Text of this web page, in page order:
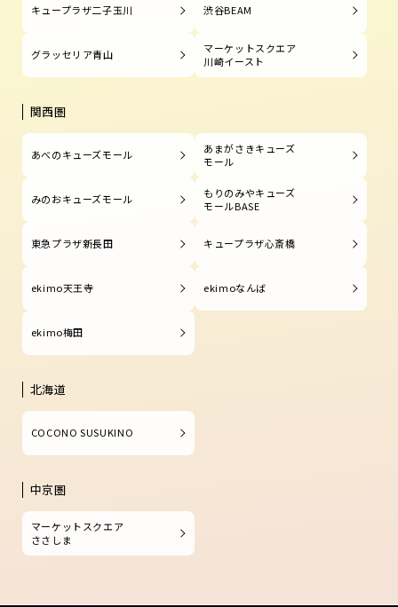
キュープラザ二子玉川 渋谷BEAM
グラッセリア青山
マーケットスクエア
川崎イースト
関西圏
あべのキューズモール
あまがさきキューズ
モール
みのおキューズモール
もりのみやキューズ
モールBASE
東急プラザ新長田 キュープラザ心斎橋
ekimo天王寺 ekimoなんば
ekimo梅田
北海道
COCONO SUSUKINO
中京圏
マーケットスクエア
ささしま